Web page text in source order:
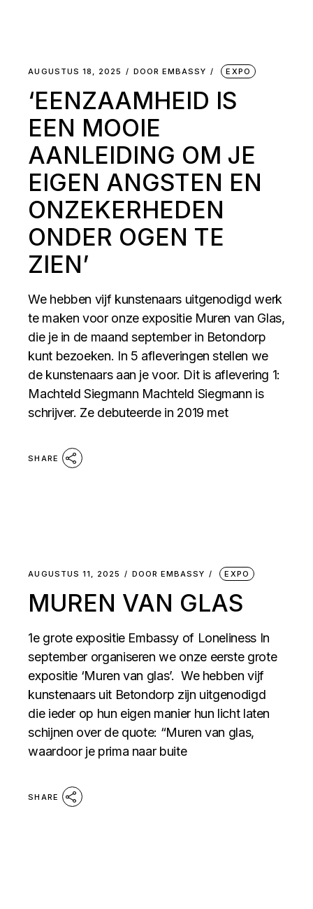
AUGUSTUS 18, 2025 DOOR EMBASSY EXPO
‘EENZAAMHEID IS
EEN MOOIE
AANLEIDING OM JE
EIGEN ANGSTEN EN
ONZEKERHEDEN
ONDER OGEN TE
ZIEN’
We hebben vijf kunstenaars uitgenodigd werk
te maken voor onze expositie Muren van Glas,
die je in de maand september in Betondorp
kunt bezoeken. In 5 afleveringen stellen we
de kunstenaars aan je voor. Dit is aflevering 1:
Machteld Siegmann Machteld Siegmann is
schrijver. Ze debuteerde in 2019 met
SHARE
AUGUSTUS 11, 2025 DOOR EMBASSY EXPO
MUREN VAN GLAS
1e grote expositie Embassy of Loneliness In
september organiseren we onze eerste grote
expositie ‘Muren van glas’. We hebben vijf
kunstenaars uit Betondorp zijn uitgenodigd
die ieder op hun eigen manier hun licht laten
schijnen over de quote: “Muren van glas,
waardoor je prima naar buite
SHARE